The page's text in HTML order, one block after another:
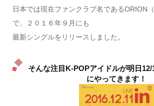
日本では現在ファンクラブ名であるORION
で、２０１６年９月にも
最新シングルをリリースしました。
そんな注目K-POPアイドルが明日
にやってきます！